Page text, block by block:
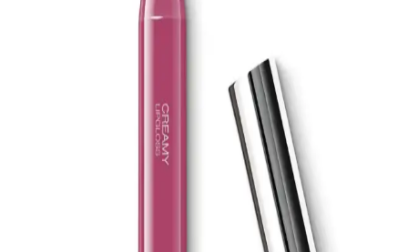
EDLIKE'in saf yağlar ve el yapımı adaçayı ile zenginleştirilmiş
La Roche-Posay Lipikar AP+M Balsam: Atopik ve
Hassas Ciltler İçin Yoğun Nemlendirici ve Yatıştırıcı
La Roche-Posay Lipikar AP+M Balsam, kuru ve atopiye eğilimli
ciltler için geliştirilmiş, yoğun nemlendirme ve yatıştırıcı
özellikleriyle öne çıkan, güvenli ve dermatolojik testli bir bakım